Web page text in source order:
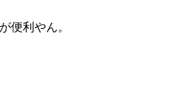
便利やん。